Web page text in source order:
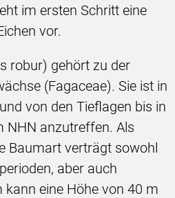
im ersten Schritt eine
vor.
robur) gehört zu der
(Fagaceae). Sie ist in
von den Tieflagen bis in
NHN anzutreffen. Als
Baumart verträgt sowohl
aber auch
kann eine Höhe von 40 m